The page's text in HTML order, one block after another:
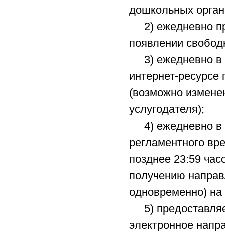
дошкольных
2) ежедневно
появлении
3) ежедневно в
интернет-
(возможно
услугодателя);
4) ежедневно в
регламентного
позднее 23:59
получению
одновременно) на
5)
электронное